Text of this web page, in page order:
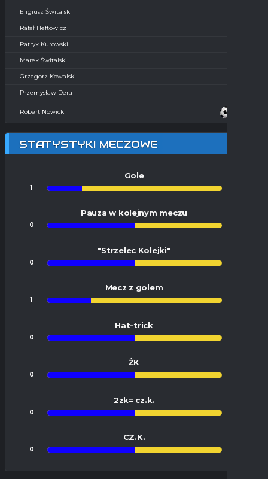
Eligiusz Świtalski
Rafał Heftowicz
Patryk Kurowski
Marek Świtalski
Grzegorz Kowalski
Przemysław Dera
Robert Nowicki
STATYSTYKI MECZOWE
Gole
1
Pauza w kolejnym meczu
0
"Strzelec Kolejki"
0
Mecz z golem
1
Hat-trick
0
ŻK
0
2zk= cz.k.
0
CZ.K.
0